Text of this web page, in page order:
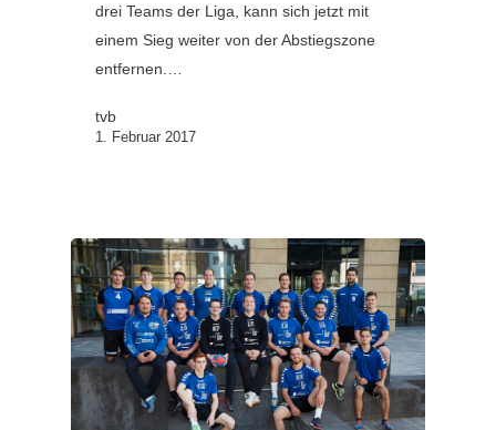
drei Teams der Liga, kann sich jetzt mit
einem Sieg weiter von der Abstiegszone
entfernen.…
tvb
1. Februar 2017